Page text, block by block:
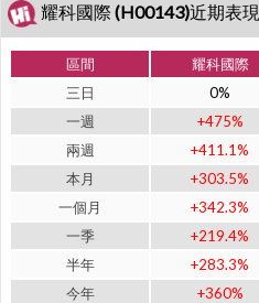
耀科國際 (H00143)近期表現
區間 耀科國際
三日
0%
一週
+475%
兩週
+411.1%
本月
+303.5%
一個月
+342.3%
一季
+219.4%
半年
+283.3%
今年
+360%